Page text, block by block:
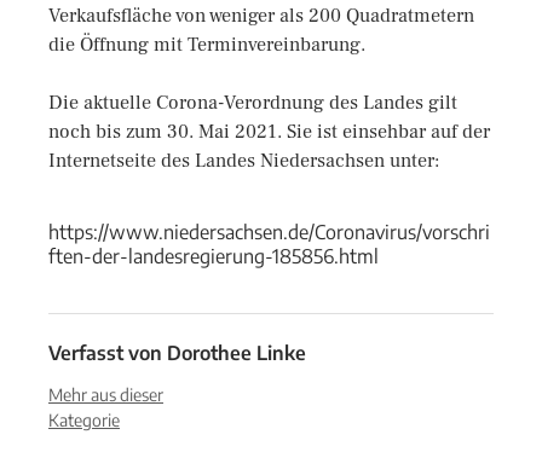
Verkaufsfläche von weniger als 200 Quadratmetern
die Öffnung mit Terminvereinbarung.
Die aktuelle Corona-Verordnung des Landes gilt
noch bis zum 30. Mai 2021. Sie ist einsehbar auf der
Internetseite des Landes Niedersachsen unter:
https://www.niedersachsen.de/Coronavirus/vorschri
ften-der-landesregierung-185856.html
Verfasst von Dorothee Linke
Mehr aus dieser
Kategorie